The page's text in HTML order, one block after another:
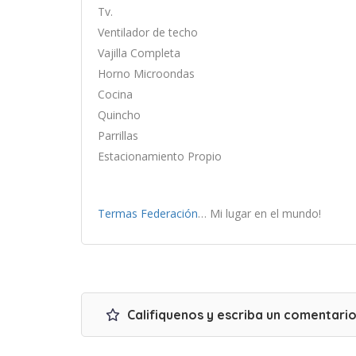
Tv.
Ventilador de techo
Vajilla Completa
Horno Microondas
Cocina
Quincho
Parrillas
Estacionamiento Propio
Termas Federación… Mi lugar en el mundo!
Califiquenos y escriba un comentario